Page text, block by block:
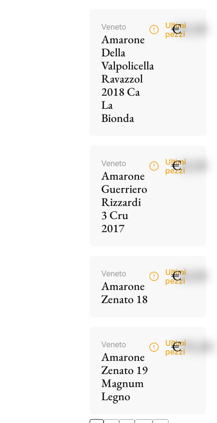
Veneto
Amarone
Della
Valpolicella
Ravazzol
2018 Ca
La
Bionda
Ultimi
pezzi
€85,00
Veneto
Amarone
Guerriero
Rizzardi
3 Cru
2017
Ultimi
pezzi
€42,00
Veneto
Amarone
Zenato 18
Ultimi
pezzi
€60,00
Veneto
Amarone
Zenato 19
Magnum
Legno
Ultimi
pezzi
€195,00